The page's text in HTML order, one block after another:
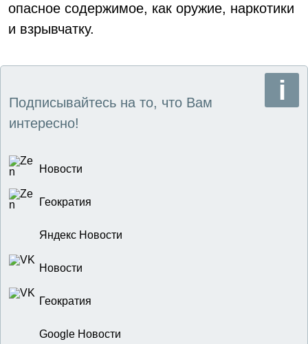
опасное содержимое, как оружие, наркотики
и взрывчатку.
Подписывайтесь на то, что Вам
интересно!
Новости
Геократия
Яндекс Новости
Новости
Геократия
Google Новости